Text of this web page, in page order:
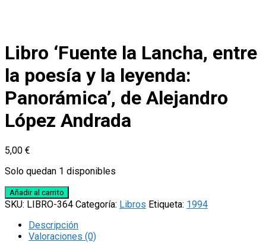
Libro ‘Fuente la Lancha, entre
la poesía y la leyenda:
Panorámica’, de Alejandro
López Andrada
5,00 €
Solo quedan 1 disponibles
Libro
‘Fuente
Lancha,
entre
Añadir al carrito
SKU: LIBRO-364 Categoría: Libros Etiqueta: 1994
Descripción
Valoraciones (0)